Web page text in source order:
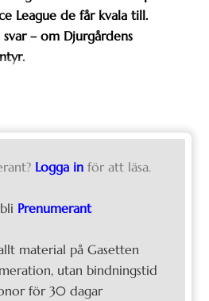
League de får kvala till.
– om Djurgårdens
Logga in för att läsa.
Prenumerant
material på Gasetten
utan bindningstid
för 30 dagar